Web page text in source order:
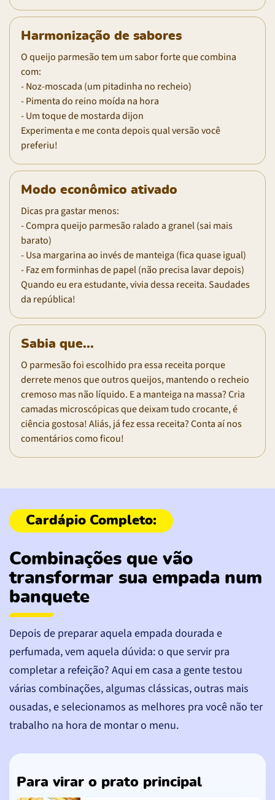
Harmonização de sabores
O queijo parmesão tem um sabor forte que combina
com:
- Noz-moscada (um pitadinha no recheio)
- Pimenta do reino moída na hora
- Um toque de mostarda dijon
Experimenta e me conta depois qual versão você
preferiu!
Modo econômico ativado
Dicas pra gastar menos:
- Compra queijo parmesão ralado a granel (sai mais
barato)
- Usa margarina ao invés de manteiga (fica quase igual)
- Faz em forminhas de papel (não precisa lavar depois)
Quando eu era estudante, vivia dessa receita. Saudades
da república!
Sabia que...
O parmesão foi escolhido pra essa receita porque
derrete menos que outros queijos, mantendo o recheio
cremoso mas não líquido. E a manteiga na massa? Cria
camadas microscópicas que deixam tudo crocante, é
ciência gostosa! Aliás, já fez essa receita? Conta aí nos
comentários como ficou!
Combinações que vão
transformar sua empada num
banquete
Depois de preparar aquela empada dourada e
perfumada, vem aquela dúvida: o que servir pra
completar a refeição? Aqui em casa a gente testou
várias combinações, algumas clássicas, outras mais
ousadas, e selecionamos as melhores pra você não ter
trabalho na hora de montar o menu.
Para virar o prato principal